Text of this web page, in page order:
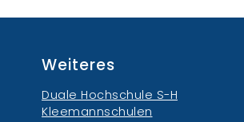
Weiteres
Duale Hochschule S-H
Kleemannschulen